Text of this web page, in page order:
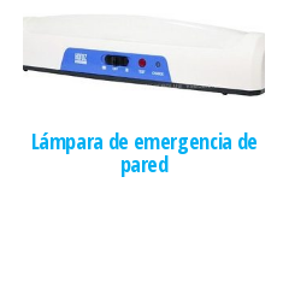
Lámpara de emergencia de
pared